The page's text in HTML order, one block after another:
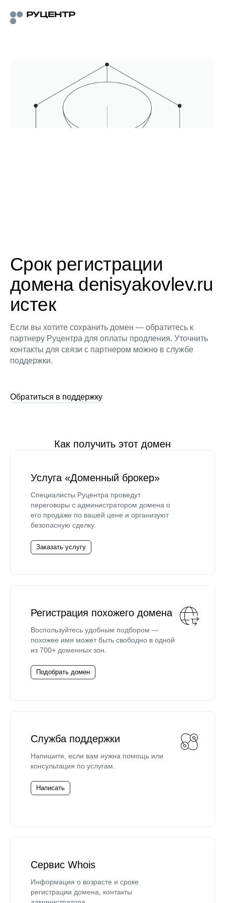
Срок регистрации
домена denisyakovlev.ru
истек
Если вы хотите сохранить домен — обратитесь к
партнеру Руцентра для оплаты продления. Уточнить
контакты для связи с партнером можно в службе
поддержки.
Обратиться в поддержку
Как получить этот домен
Услуга «Доменный брокер»
Специалисты Руцентра проведут
переговоры с администратором домена о
его продаже по вашей цене и организуют
безопасную сделку.
Заказать услугу
Регистрация похожего домена
Воспользуйтесь удобным подбором —
похожее имя может быть свободно в одной
из 700+ доменных зон.
Подобрать домен
Служба поддержки
Напишите, если вам нужна помощь или
консультация по услугам.
Написать
Сервис Whois
Информация о возрасте и сроке
регистрации домена, контакты